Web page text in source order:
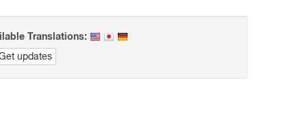
Translations:
updates